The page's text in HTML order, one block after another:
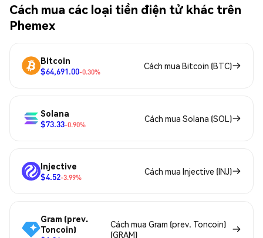
Cách mua các loại tiền điện tử khác trên
Phemex
Bitcoin
$64,691.00-0.30%
Cách mua Bitcoin (BTC)
Solana
$73.33-0.90%
Cách mua Solana (SOL)
Injective
$4.52-3.99%
Cách mua Injective (INJ)
Gram (prev.
Toncoin)
Cách mua Gram (prev. Toncoin)
(GRAM)